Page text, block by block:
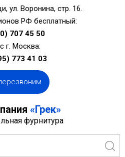
ул. Воронина, стр. 16.
РФ бесплатный:
707 45 50
г. Москва:
773 41 03
«Грек»
фурнитура